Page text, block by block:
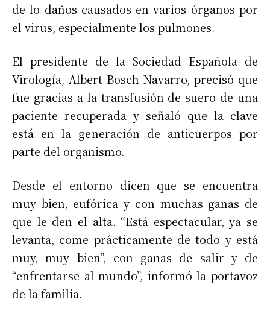
de lo daños causados en varios órganos por
el virus, especialmente los pulmones.
El presidente de la Sociedad Española de
Virología, Albert Bosch Navarro, precisó que
fue gracias a la transfusión de suero de una
paciente recuperada y señaló que la clave
está en la generación de anticuerpos por
parte del organismo.
Desde el entorno dicen que se encuentra
muy bien, eufórica y con muchas ganas de
que le den el alta. “Está espectacular, ya se
levanta, come prácticamente de todo y está
muy, muy bien”, con ganas de salir y de
“enfrentarse al mundo”, informó la portavoz
de la familia.